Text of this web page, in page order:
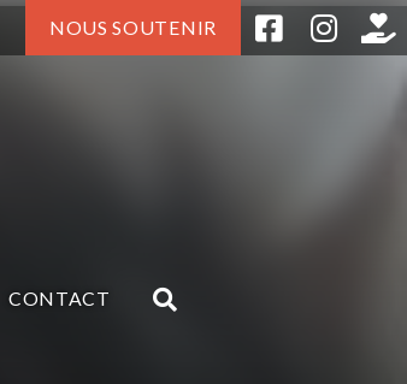
NOUS SOUTENIR
CONTACT